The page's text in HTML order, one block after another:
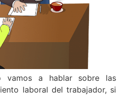
vamos a hablar sobre las
laboral del trabajador, si